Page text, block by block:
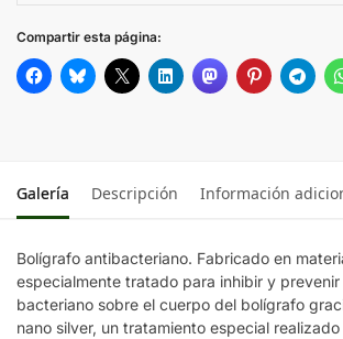
Compartir esta página:
Galería Descripción Información
Bolígrafo antibacteriano. Fabricado en
especialmente tratado para inhibir y
bacteriano sobre el cuerpo del bolígrafo
nano silver, un tratamiento especial